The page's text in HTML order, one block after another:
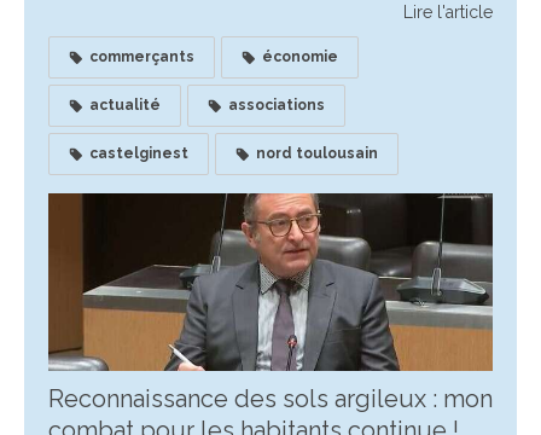
Lire l'article
commerçants économie
actualité associations
castelginest nord toulousain
Reconnaissance des sols argileux : mon